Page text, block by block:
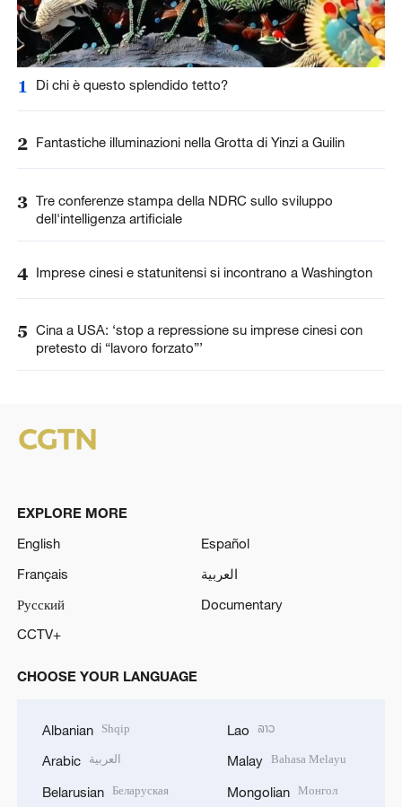
1 Di chi è questo splendido tetto?
2 Fantastiche illuminazioni nella Grotta di Yinzi a Guilin
3 Tre conferenze stampa della NDRC sullo sviluppo
dell'intelligenza artificiale
4 Imprese cinesi e statunitensi si incontrano a Washington
5 Cina a USA: ‘stop a repressione su imprese cinesi con
pretesto di “lavoro forzato”’
EXPLORE MORE
English
Español
Français
العربية
Русский
Documentary
CCTV+
CHOOSE YOUR LANGUAGE
Albanian Shqip
Arabic العربية
Belarusian Беларуская
Lao ລາວ
Malay Bahasa Melayu
Mongolian Монгол